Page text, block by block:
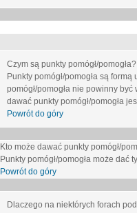
Czym są punkty pomógł/pomogła?
Punkty pomógł/pomogła są
pomógł/pomogła nie powinny
dawać punkty pomógł/pomogła
Powrót do góry
Kto może dawać punkty pomógł/
Punkty pomógł/pomogła może dać
Powrót do góry
Dlaczego na niektórych forach